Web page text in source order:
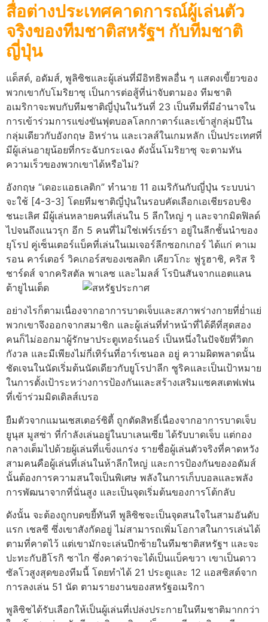
สื่อต่างประเทศคาดการณ์ผู้เล่นตัว
จริงของทีมชาติสหรัฐฯ กับทีมชาติ
ญี่ปุ่น
แด็สต์, อดัมส์, พูลิซิชและผู้เล่นที่มีอิทธิพลอื่น ๆ แสดงเขี้ยวของ
พวกเขากับโมริยาซุ เป็นการต่อสู้ที่น่าจับตามอง ทีมชาติ
อเมริกาจะพบกับทีมชาติญี่ปุ่นในวันที่ 23 เป็นทีมที่มีอำนาจใน
การเข้าร่วมการแข่งขันฟุตบอลโลกกาตาร์และเข้าสู่กลุ่มบีใน
กลุ่มเดียวกับอังกฤษ อิหร่าน และเวลส์ในเกมหลัก เป็นประเทศที่
มีผู้เล่นอายุน้อยที่กระฉับกระเฉง ดังนั้นโมริยาซุ จะตามทัน
ความเร็วของพวกเขาได้หรือไม่?
อังกฤษ “เดอะแอธเลติก” ทำนาย 11 อเมริกันกับญี่ปุ่น ระบบน่า
จะใช้ [4-3-3] โดยทีมชาติญี่ปุ่นในรอบคัดเลือกเอเชียรอบชิง
ชนะเลิศ มีผู้เล่นหลายคนที่เล่นใน 5 ลีกใหญ่ ๆ และจากมิดฟิลด์
ไปจนถึงแนวรุก อีก 5 คนที่ไม่ใช่เฟร์เรย์รา อยู่ในลีกชั้นนำของ
ยุโรป คู่เซ็นเตอร์แบ็คที่เล่นในเมเจอร์ลีกซอกเกอร์ ได้แก่ คาเม
รอน คาร์เตอร์ วิคเกอร์สของเซลติก เคียวโกะ ฟูรูฮาชิ, คริส ริ
ชาร์ดส์ จากคริสตัล พาเลซ และไมลส์ โรบินสันจากแอตแลน
ต้ายูไนเต็ด
อย่างไรก็ตามเนื่องจากอาการบาดเจ็บและสภาพร่างกายที่ย่ำแย่
พวกเขาจึงออกจากสมาชิก และผู้เล่นที่ทำหน้าที่ได้ดีที่สุดสอง
คนก็ไม่ออกมาผู้รักษาประตูเทอร์เนอร์ เป็นหนึ่งในปัจจัยที่วิตก
กังวล และมีเพียงไม่กี่เทิร์นที่อาร์เซนอล อยู่ ความผิดพลาดนั้น
ชัดเจนในนัดเริ่มต้นนัดเดียวกับยูโรปาลีก ซูริคและเป็นเป้าหมาย
ในการตั้งเป้าระหว่างการป้องกันและสร้างเสริมแซคสเตฟเฟน
ที่เข้าร่วมมิดเดิลส์เบรอ
ยืมตัวจากแมนเชสเตอร์ซิตี้ ถูกตัดสิทธิ์เนื่องจากอาการบาดเจ็บ
ยูนุส มูสซ่า ที่กำลังเล่นอยู่ในบาเลนเซีย ได้รับบาดเจ็บ แต่กอง
กลางเต็มไปด้วยผู้เล่นที่แข็งแกร่ง รายชื่อผู้เล่นตัวจริงที่คาดหวัง
สามคนคือผู้เล่นที่เล่นในห้าลีกใหญ่ และการป้องกันของอดัมส์
นั้นต้องการความสนใจเป็นพิเศษ พลังในการเก็บบอลและพลัง
การพัฒนาจากที่นั่นสูง และเป็นจุดเริ่มต้นของการโต้กลับ
ดังนั้น จะต้องถูกบดขยี้ทันที พูลิซิชจะเป็นจุดสนใจในสามอันดับ
แรก เชลซี ซึ่งเขาสังกัดอยู่ ไม่สามารถเพิ่มโอกาสในการเล่นได้
ตามที่คาดไว้ แต่เขามักจะเล่นปีกซ้ายในทีมชาติสหรัฐฯ และจะ
ปะทะกับฮิโรกิ ซาไก ซึ่งคาดว่าจะได้เป็นแบ็คขวา เขาเป็นดาว
ซัลโวสูงสุดของทีมนี้ โดยทำได้ 21 ประตูและ 12 แอสซิสต์จาก
การลงเล่น 51 นัด ตามรายงานของสหรัฐอเมริกา
พูลิซิชได้รับเลือกให้เป็นผู้เล่นที่เปล่งประกายในทีมชาติมากกว่า